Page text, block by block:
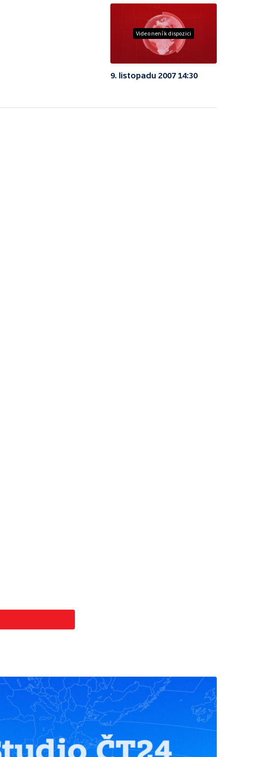
Video není k dispozici
9. listopadu 2007 14:30